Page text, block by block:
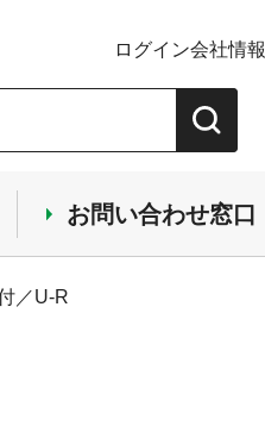
ログイン会社情報
お問い合わせ窓口
／U-R